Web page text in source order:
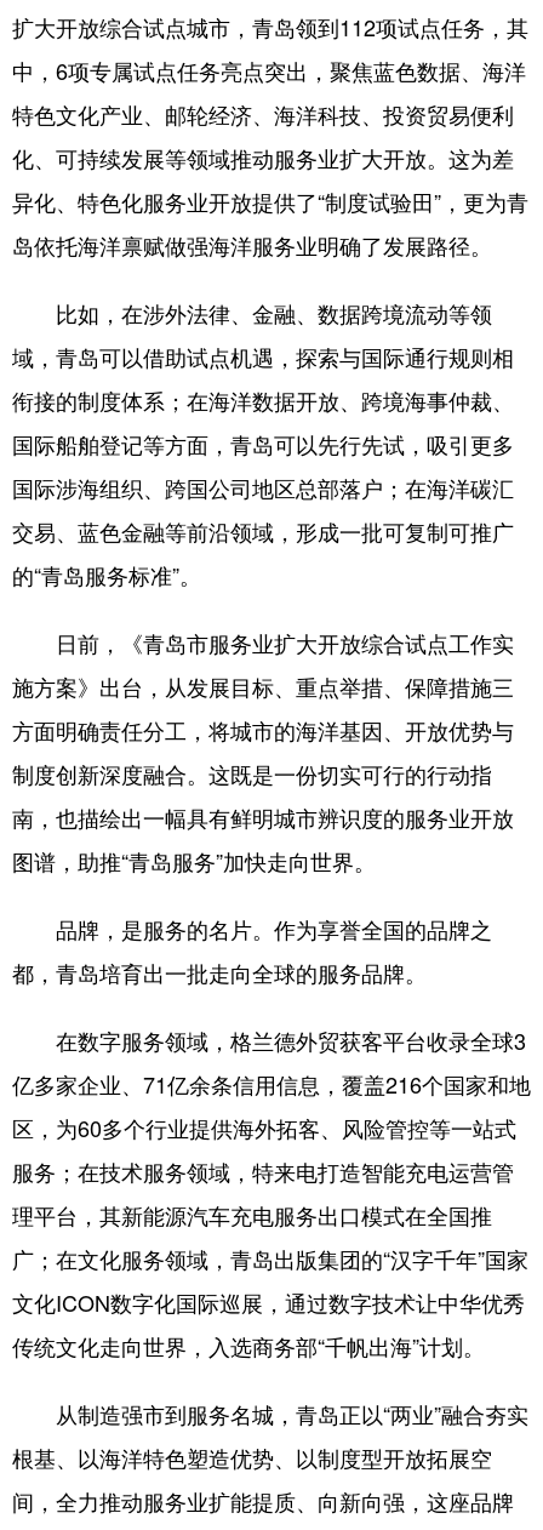
扩大开放综合试点城市，青岛领到112项试点任务，其
中，6项专属试点任务亮点突出，聚焦蓝色数据、海洋
特色文化产业、邮轮经济、海洋科技、投资贸易便利
化、可持续发展等领域推动服务业扩大开放。这为差
异化、特色化服务业开放提供了“制度试验田”，更为青
岛依托海洋禀赋做强海洋服务业明确了发展路径。
比如，在涉外法律、金融、数据跨境流动等领
域，青岛可以借助试点机遇，探索与国际通行规则相
衔接的制度体系；在海洋数据开放、跨境海事仲裁、
国际船舶登记等方面，青岛可以先行先试，吸引更多
国际涉海组织、跨国公司地区总部落户；在海洋碳汇
交易、蓝色金融等前沿领域，形成一批可复制可推广
的“青岛服务标准”。
日前，《青岛市服务业扩大开放综合试点工作实
施方案》出台，从发展目标、重点举措、保障措施三
方面明确责任分工，将城市的海洋基因、开放优势与
制度创新深度融合。这既是一份切实可行的行动指
南，也描绘出一幅具有鲜明城市辨识度的服务业开放
图谱，助推“青岛服务”加快走向世界。
品牌，是服务的名片。作为享誉全国的品牌之
都，青岛培育出一批走向全球的服务品牌。
在数字服务领域，格兰德外贸获客平台收录全球3
亿多家企业、71亿余条信用信息，覆盖216个国家和地
区，为60多个行业提供海外拓客、风险管控等一站式
服务；在技术服务领域，特来电打造智能充电运营管
理平台，其新能源汽车充电服务出口模式在全国推
广；在文化服务领域，青岛出版集团的“汉字千年”国家
文化ICON数字化国际巡展，通过数字技术让中华优秀
传统文化走向世界，入选商务部“千帆出海”计划。
从制造强市到服务名城，青岛正以“两业”融合夯实
根基、以海洋特色塑造优势、以制度型开放拓展空
间，全力推动服务业扩能提质、向新向强，这座品牌